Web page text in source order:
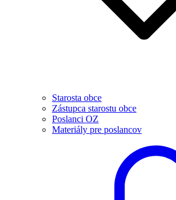
Starosta obce
Zástupca starostu obce
Poslanci OZ
Materiály pre poslancov